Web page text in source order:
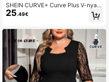
SHEIN CURVE+ Curve Plus V-nyak
ú elöl gombos hosszú ujjú denevér
pulóver kardigán, téli őszi Hallowee
25.49€